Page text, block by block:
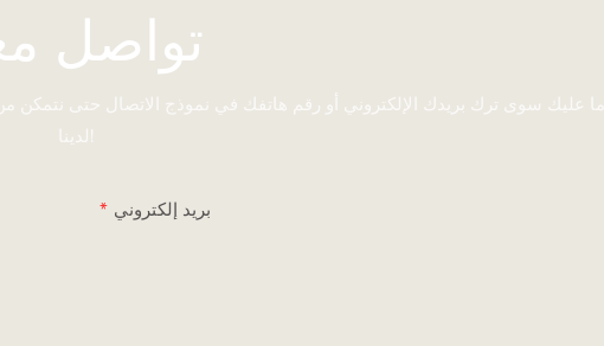
تواصل
ما عليك سوى ترك بريدك الإلكتروني أو رقم هاتفك في نموذج الاتصال حتى
لدينا!
بريد إلكتروني